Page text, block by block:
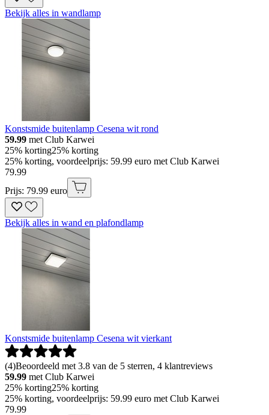
Bekijk alles in wandlamp
Konstsmide buitenlamp Cesena wit rond
59.99 met Club Karwei
25% korting25% korting
25% korting, voordeelprijs: 59.99 euro met Club Karwei
79.99
Prijs: 79.99 euro
Bekijk alles in wand en plafondlamp
Konstsmide buitenlamp Cesena wit vierkant
(4)Beoordeeld met 3.8 van de 5 sterren, 4 klantreviews
59.99 met Club Karwei
25% korting25% korting
25% korting, voordeelprijs: 59.99 euro met Club Karwei
79.99